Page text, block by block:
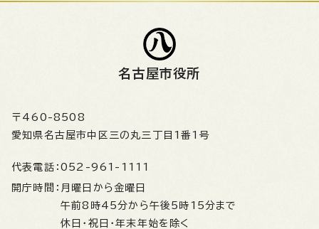
名古屋市役所
〒460-8508
愛知県名古屋市中区三の丸三丁目1番1号
代表電話： 052-961-1111
開庁時間： 月曜日から金曜日
午前8時45分から午後5時15分まで
休日・祝日・年末年始を除く